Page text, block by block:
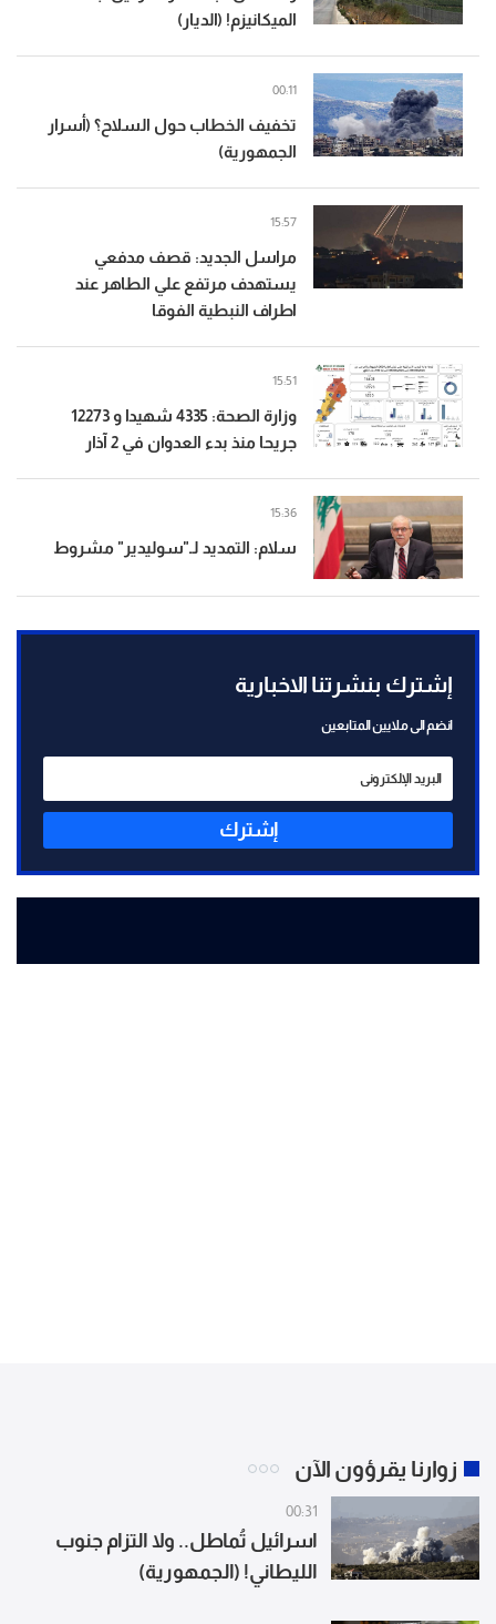
الميكانيزم! (الديار)
تخفيف الخطاب حول السلاح؟ (أسرار
الجمهورية)
00:11
مراسل الجديد: قصف مدفعي
يستهدف مرتفع علي الطاهر عند
اطراف النبطية الفوقا
15:57
وزارة الصحة: 4335 شهيدا و 12273
جريحا منذ بدء العدوان في 2 آذار
15:51
سلام: التمديد لـ"سوليدير" مشروط
15:36
إشترك بنشرتنا الاخبارية
انضم الى ملايين المتابعين
إشترك
زوارنا يقرؤون الآن
00:31
اسرائيل تُماطل.. ولا التزام جنوب
الليطاني! (الجمهورية)